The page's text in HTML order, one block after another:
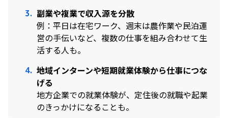
副業や複業で収入源を分散
例：平日は在宅ワーク、週末は農作業や民泊運
営の手伝いなど、複数の仕事を組み合わせて生
活する人も。
地域インターンや短期就業体験から仕事につな
げる
地方企業での就業体験が、定住後の就職や起業
のきっかけになることも。